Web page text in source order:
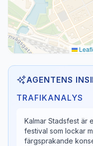
AGENTENS
TRAFIKANALYS
Kalmar Stadsfest är
festival som lockar
färgsprakande